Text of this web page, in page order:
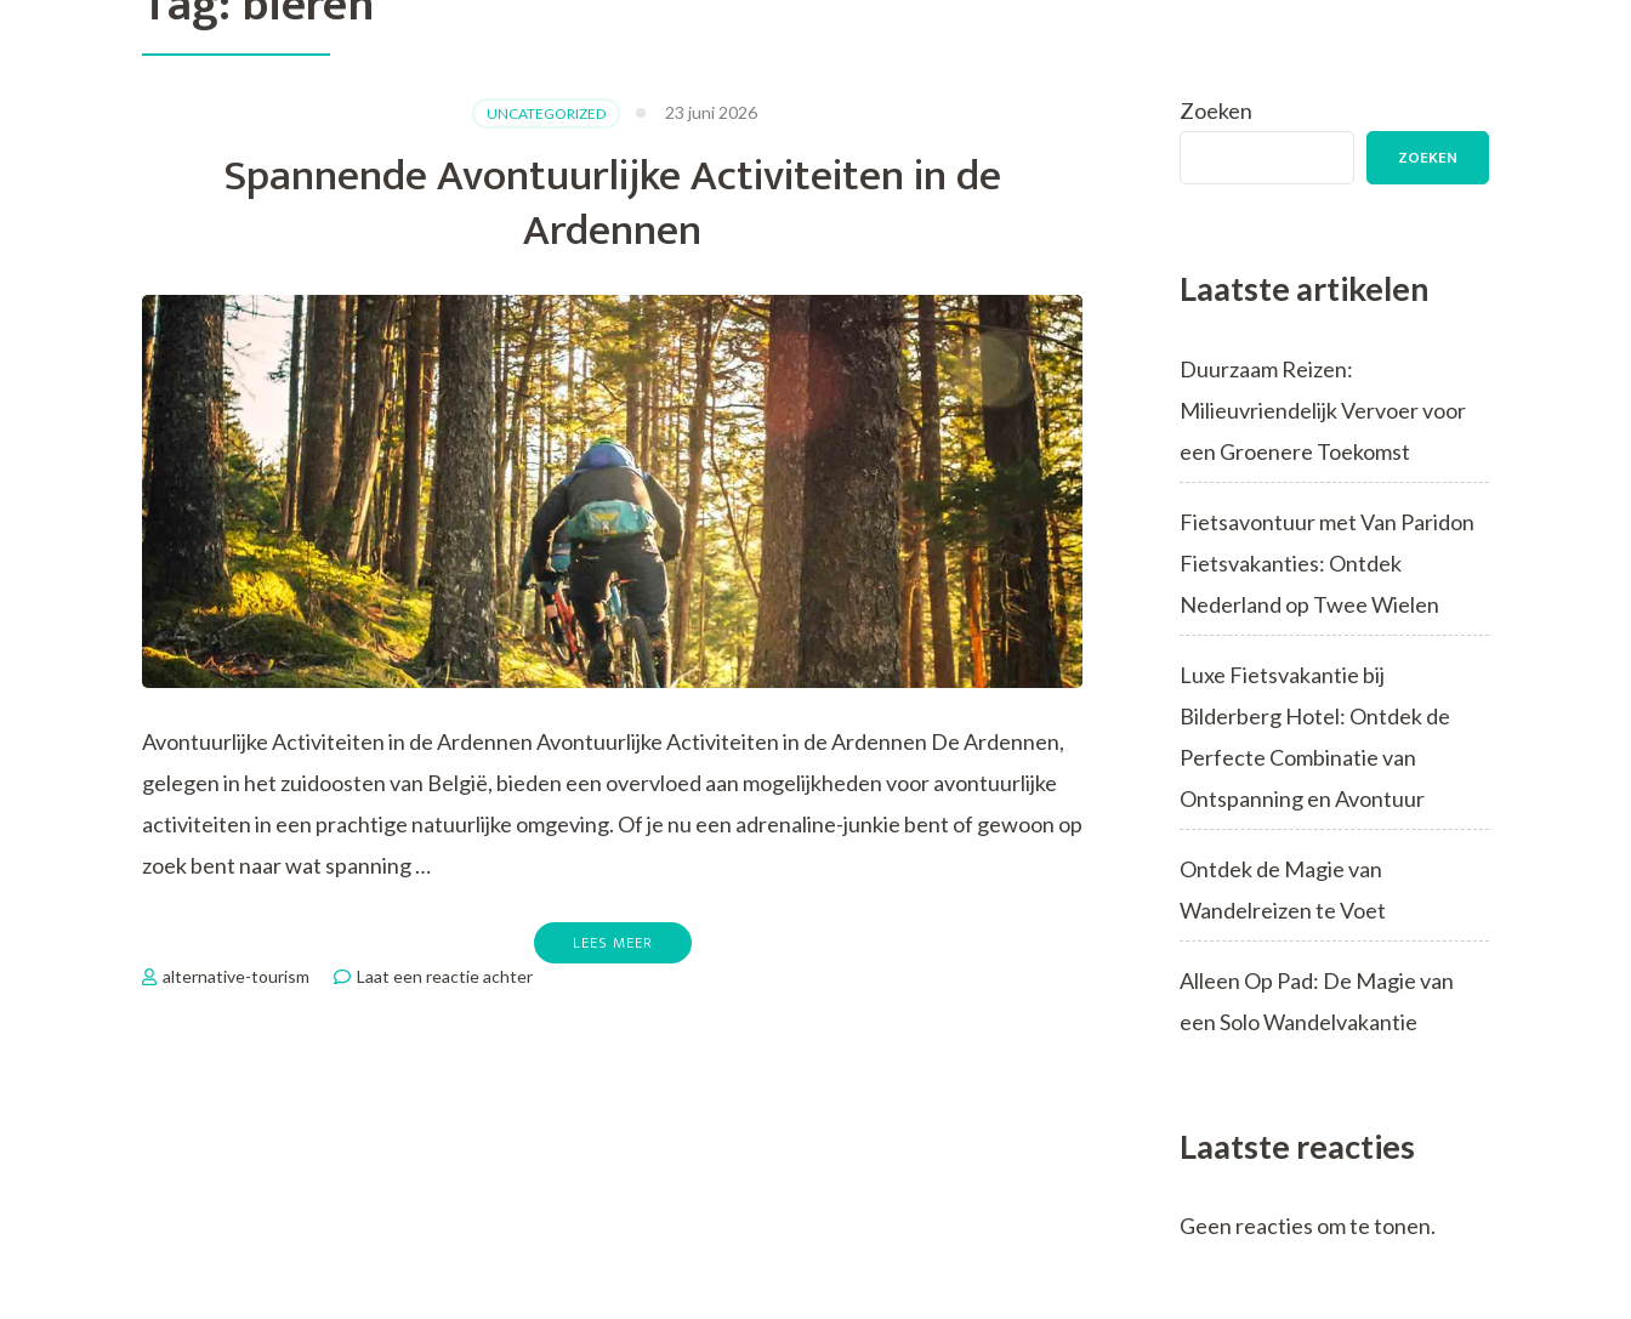
UNCATEGORIZED 23 juni 2026
Spannende Avontuurlijke Activiteiten in de
Ardennen
Avontuurlijke Activiteiten in de Ardennen Avontuurlijke Activiteiten in de Ardennen De Ardennen,
gelegen in het zuidoosten van België, bieden een overvloed aan mogelijkheden voor avontuurlijke
activiteiten in een prachtige natuurlijke omgeving. Of je nu een adrenaline-junkie bent of gewoon op
zoek bent naar wat spanning …
LEES MEER
alternative-tourism Laat een reactie achterop
Zoeken
ZOEKEN
Laatste artikelen
Duurzaam Reizen:
Milieuvriendelijk Vervoer voor
een Groenere Toekomst
Fietsavontuur met Van Paridon
Fietsvakanties: Ontdek
Nederland op Twee Wielen
Luxe Fietsvakantie bij
Bilderberg Hotel: Ontdek de
Perfecte Combinatie van
Ontspanning en Avontuur
Ontdek de Magie van
Wandelreizen te Voet
Alleen Op Pad: De Magie van
een Solo Wandelvakantie
Laatste reacties
Geen reacties om te tonen.